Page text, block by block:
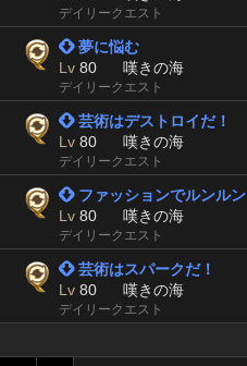
デイリークエスト
 夢に悩む
Lv 80 嘆きの海
デイリークエスト
 芸術はデストロイだ！
Lv 80 嘆きの海
デイリークエスト
 ファッションでルンルン
Lv 80 嘆きの海
デイリークエスト
 芸術はスパークだ！
Lv 80 嘆きの海
デイリークエスト